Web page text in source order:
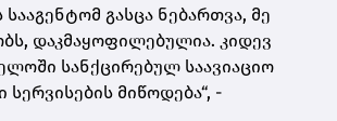
გასცა ნებართვა, მე
დაკმაყოფილებულია. კიდევ
სანქცირებულ საავიაციო
მიწოდება“, -